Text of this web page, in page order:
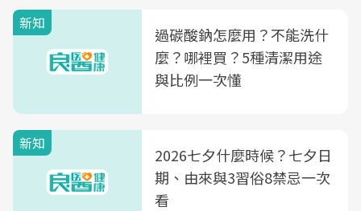
新知
過碳酸鈉怎麼用？不能洗什
麼？哪裡買？5種清潔用途
與比例一次懂
新知
2026七夕什麼時候？七夕日
期、由來與3習俗8禁忌一次
看